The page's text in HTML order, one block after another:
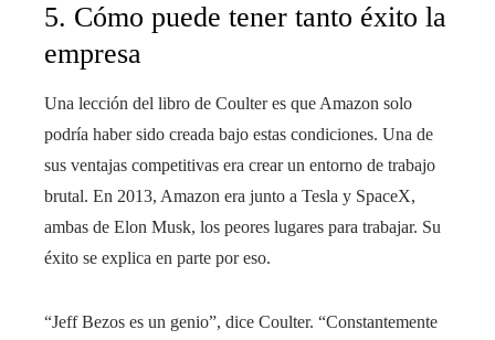
5. Cómo puede tener tanto éxito la
empresa
Una lección del libro de Coulter es que Amazon solo
podría haber sido creada bajo estas condiciones. Una de
sus ventajas competitivas era crear un entorno de trabajo
brutal. En 2013, Amazon era junto a Tesla y SpaceX,
ambas de Elon Musk, los peores lugares para trabajar. Su
éxito se explica en parte por eso.
“Jeff Bezos es un genio”, dice Coulter. “Constantemente